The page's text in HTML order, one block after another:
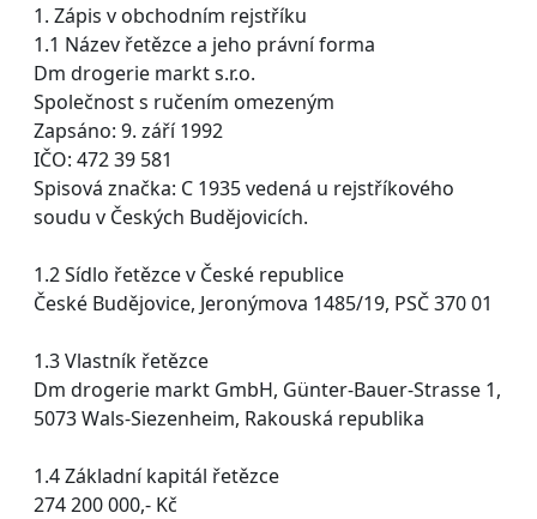
1. Zápis v obchodním rejstříku
1.1 Název řetězce a jeho právní forma
Dm drogerie markt s.r.o.
Společnost s ručením omezeným
Zapsáno: 9. září 1992
IČO: 472 39 581
Spisová značka: C 1935 vedená u rejstříkového
soudu v Českých Budějovicích.
1.2 Sídlo řetězce v České republice
České Budějovice, Jeronýmova 1485/19, PSČ 370 01
1.3 Vlastník řetězce
Dm drogerie markt GmbH, Günter-Bauer-Strasse 1,
5073 Wals-Siezenheim, Rakouská republika
1.4 Základní kapitál řetězce
274 200 000,- Kč